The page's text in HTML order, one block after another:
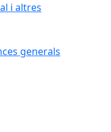
i altres
generals